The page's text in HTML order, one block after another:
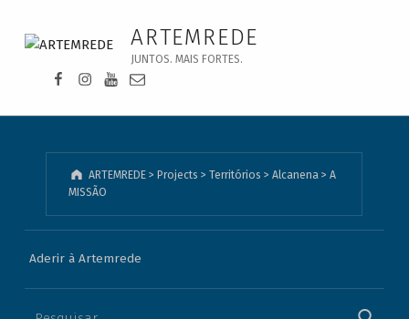
A MISSÃO - ARTEMREDE
ARTEMREDE
JUNTOS. MAIS FORTES.
Facebook da Artemrede
Instagram da Artemrede
Youtube da Artemrede
Email para artemrede@artemrede.pt
ARTEMREDE> Projects > Territórios > Alcanena> A
MISSÃO
Aderir à Artemrede